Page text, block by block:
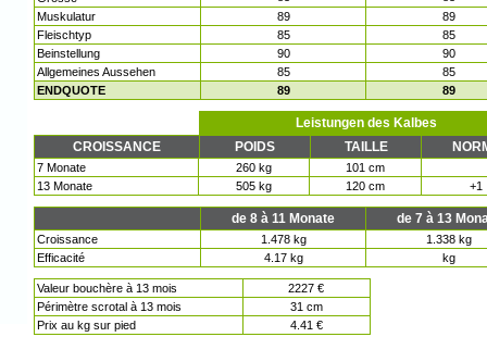
Muskulatur
89
89
Fleischtyp
85
85
Beinstellung
90
90
Allgemeines Aussehen
85
85
ENDQUOTE
89 89
Leistungen des Kalbes
CROISSANCE
POIDS TAILLE
7 Monate 260 kg
101 cm
13 Monate
505 kg 120 cm +1
de 8 à 11 Monate de 7 à 13
Croissance 1.478 kg
1.338 kg
Efficacité
4.17 kg kg
Valeur bouchère à 13 mois
2227 €
Périmètre scrotal à 13 mois
31 cm
Prix au kg sur pied
4.41 €